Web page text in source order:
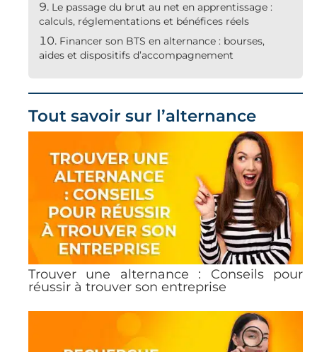
Le passage du brut au net en apprentissage :
calculs, réglementations et bénéfices réels
Financer son BTS en alternance : bourses,
aides et dispositifs d’accompagnement
Tout savoir sur l’alternance
Trouver une alternance : Conseils pour
réussir à trouver son entreprise